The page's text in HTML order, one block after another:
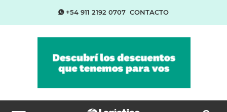
+54 911 2192 0707 CONTACTO